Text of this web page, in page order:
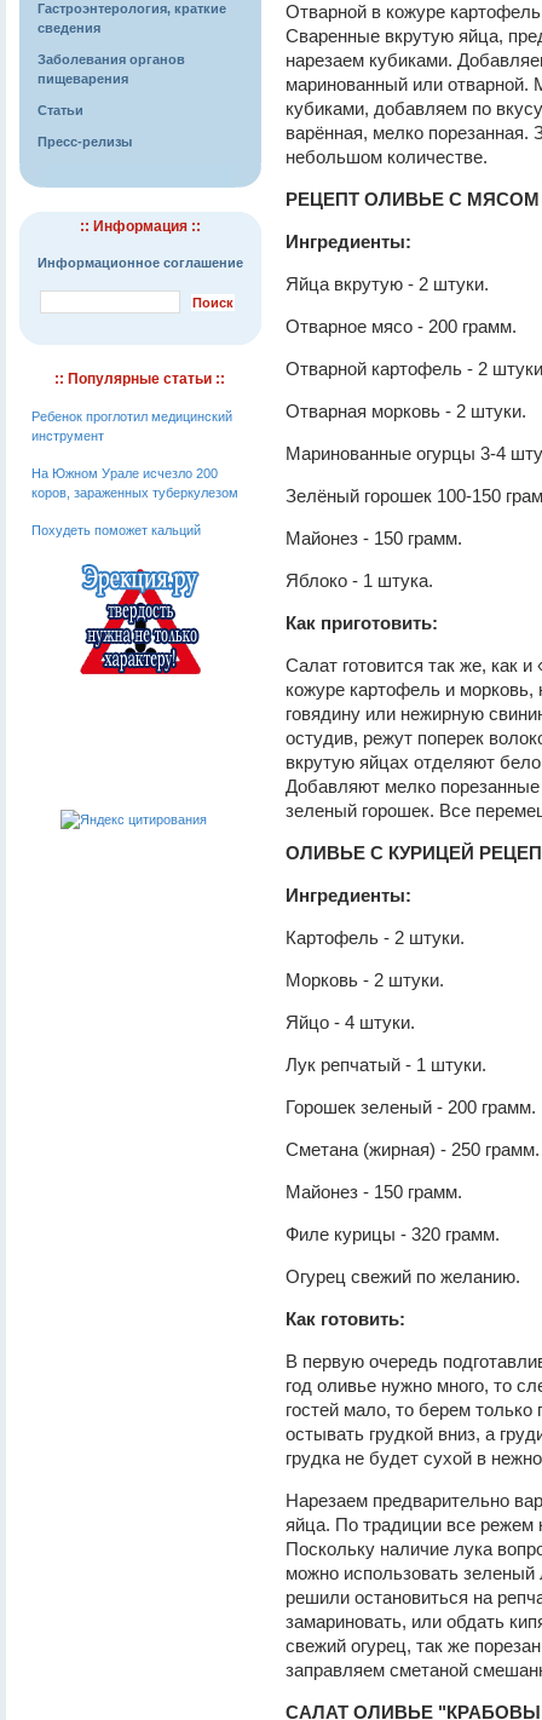
Гастроэнтерология, краткие
сведения
Заболевания органов
пищеварения
Статьи
Пресс-релизы
:: Информация ::
Информационное соглашение
:: Популярные статьи ::
Ребенок проглотил медицинский
инструмент
На Южном Урале исчезло 200
коров, зараженных туберкулезом
Похудеть поможет кальций
Отварной в кожуре
Сваренные вкрутую яйца,
нарезаем кубиками.
маринованный или отварной.
кубиками, добавляем по
варённая, мелко порезанная.
небольшом количестве.
РЕЦЕПТ ОЛИВЬЕ С
Ингредиенты:
Яйца вкрутую - 2 штуки.
Отварное мясо - 200 грамм.
Отварной картофель - 2
Отварная морковь - 2 штуки.
Маринованные огурцы 3-4
Зелёный горошек 100-150
Майонез - 150 грамм.
Яблоко - 1 штука.
Как приготовить:
Салат готовится так же, как
кожуре картофель и
говядину или нежирную
остудив, режут поперек
вкрутую яйцах отделяют
Добавляют мелко
зеленый горошек. Все
ОЛИВЬЕ С КУРИЦЕЙ
Ингредиенты:
Картофель - 2 штуки.
Морковь - 2 штуки.
Яйцо - 4 штуки.
Лук репчатый - 1 штуки.
Горошек зеленый - 200 грамм.
Сметана (жирная) - 250 грамм.
Майонез - 150 грамм.
Филе курицы - 320 грамм.
Огурец свежий по желанию.
Как готовить:
В первую очередь
год оливье нужно много, то
гостей мало, то берем
остывать грудкой вниз, а
грудка не будет сухой в
Нарезаем предварительно
яйца. По традиции все режем
Поскольку наличие лука
можно использовать
решили остановиться на
замариновать, или обдать
свежий огурец, так же
заправляем сметаной
САЛАТ ОЛИВЬЕ